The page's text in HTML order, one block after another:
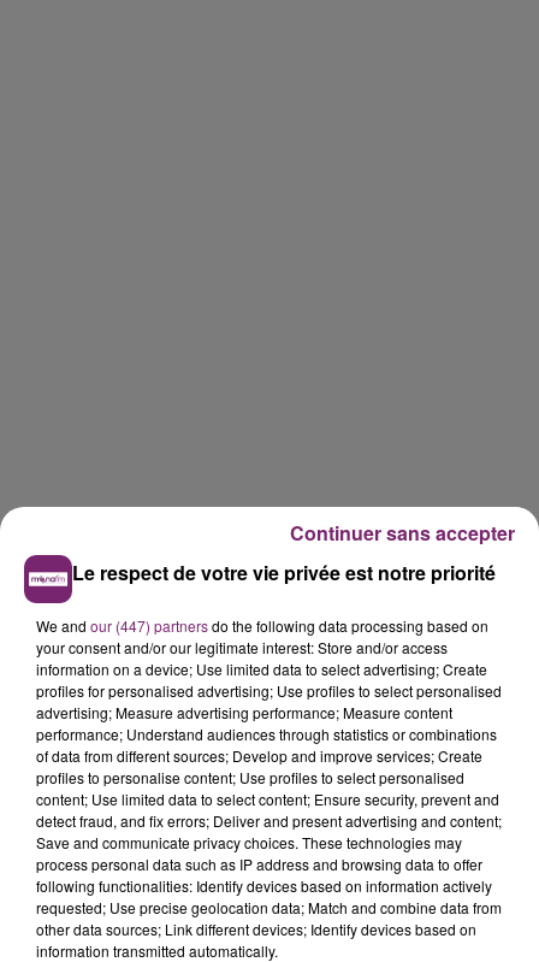
Le respect de votre vie privée est notre priorité
We and our (447) partnersdo the following data processing based on
your consent and/or our legitimate interest: Store and/or access
information on a device; Use limited data to select advertising; Create
profiles for personalised advertising; Use profiles to select personalised
advertising; Measure advertising performance; Measure content
performance; Understand audiences through statistics or combinations
of data from different sources; Develop and improve services; Create
profiles to personalise content; Use profiles to select personalised
content; Use limited data to select content; Ensure security, prevent and
detect fraud, and fix errors; Deliver and present advertising and content;
Save and communicate privacy choices. These technologies may
process personal data such as IP address and browsing data to offer
following functionalities: Identify devices based on information actively
requested; Use precise geolocation data; Match and combine data from
other data sources; Link different devices; Identify devices based on
information transmitted automatically.
Continuer sans accepter